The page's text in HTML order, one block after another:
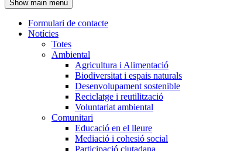
l'encapçalament
Show main menu
Navegació
principal
Formulari de contacte
Notícies
Totes
Ambiental
Agricultura i Alimentació
Biodiversitat i espais naturals
Desenvolupament sostenible
Reciclatge i reutilització
Voluntariat ambiental
Comunitari
Educació en el lleure
Mediació i cohesió social